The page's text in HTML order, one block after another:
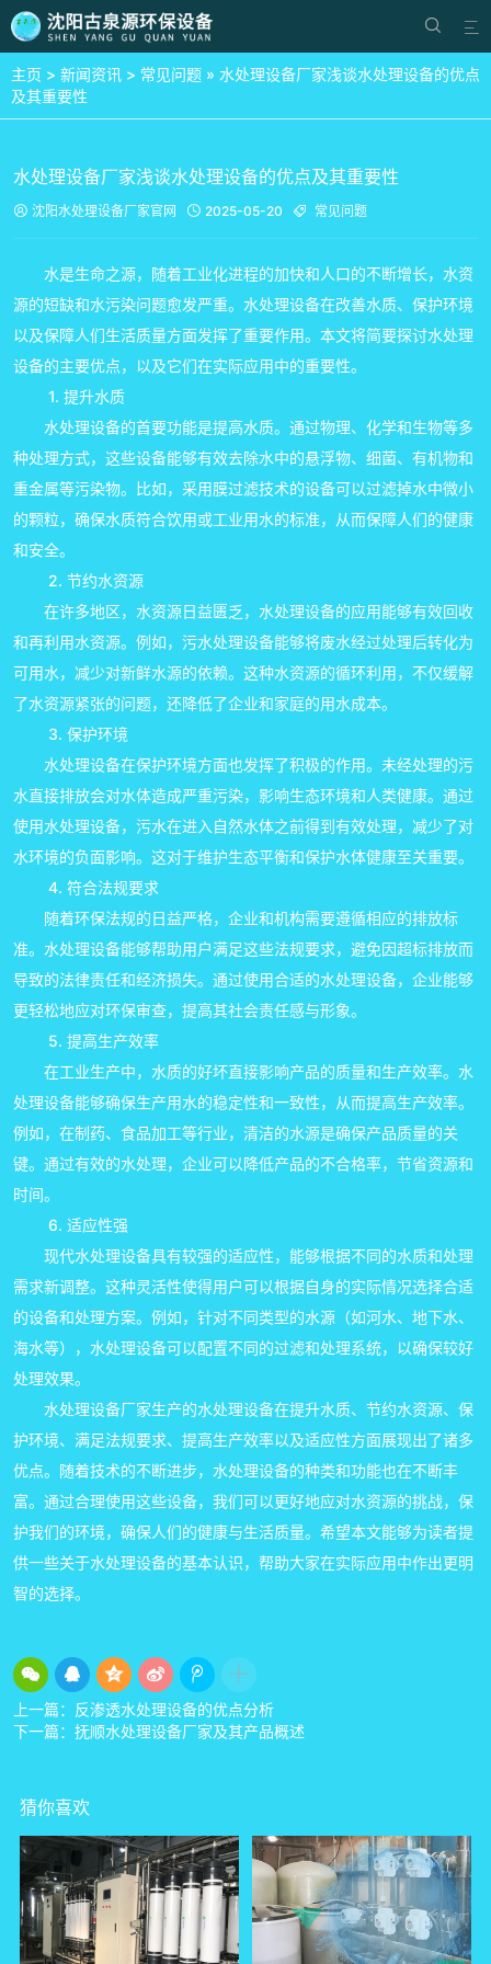


主页 > 新闻资讯 > 常见问题 » 水处理设备厂家浅谈水处理设备的优点
及其重要性
水处理设备厂家浅谈水处理设备的优点及其重要性
 沈阳水处理设备厂家官网  2025-05-20  常见问题
水是生命之源，随着工业化进程的加快和人口的不断增长，水资
源的短缺和水污染问题愈发严重。水处理设备在改善水质、保护环境
以及保障人们生活质量方面发挥了重要作用。本文将简要探讨水处理
设备的主要优点，以及它们在实际应用中的重要性。
1. 提升水质
水处理设备的首要功能是提高水质。通过物理、化学和生物等多
种处理方式，这些设备能够有效去除水中的悬浮物、细菌、有机物和
重金属等污染物。比如，采用膜过滤技术的设备可以过滤掉水中微小
的颗粒，确保水质符合饮用或工业用水的标准，从而保障人们的健康
和安全。
2. 节约水资源
在许多地区，水资源日益匮乏，水处理设备的应用能够有效回收
和再利用水资源。例如，污水处理设备能够将废水经过处理后转化为
可用水，减少对新鲜水源的依赖。这种水资源的循环利用，不仅缓解
了水资源紧张的问题，还降低了企业和家庭的用水成本。
3. 保护环境
水处理设备在保护环境方面也发挥了积极的作用。未经处理的污
水直接排放会对水体造成严重污染，影响生态环境和人类健康。通过
使用水处理设备，污水在进入自然水体之前得到有效处理，减少了对
水环境的负面影响。这对于维护生态平衡和保护水体健康至关重要。
4. 符合法规要求
随着环保法规的日益严格，企业和机构需要遵循相应的排放标
准。水处理设备能够帮助用户满足这些法规要求，避免因超标排放而
导致的法律责任和经济损失。通过使用合适的水处理设备，企业能够
更轻松地应对环保审查，提高其社会责任感与形象。
5. 提高生产效率
在工业生产中，水质的好坏直接影响产品的质量和生产效率。水
处理设备能够确保生产用水的稳定性和一致性，从而提高生产效率。
例如，在制药、食品加工等行业，清洁的水源是确保产品质量的关
键。通过有效的水处理，企业可以降低产品的不合格率，节省资源和
时间。
6. 适应性强
现代水处理设备具有较强的适应性，能够根据不同的水质和处理
需求新调整。这种灵活性使得用户可以根据自身的实际情况选择合适
的设备和处理方案。例如，针对不同类型的水源（如河水、地下水、
海水等），水处理设备可以配置不同的过滤和处理系统，以确保较好
处理效果。
水处理设备厂家生产的水处理设备在提升水质、节约水资源、保
护环境、满足法规要求、提高生产效率以及适应性方面展现出了诸多
优点。随着技术的不断进步，水处理设备的种类和功能也在不断丰
富。通过合理使用这些设备，我们可以更好地应对水资源的挑战，保
护我们的环境，确保人们的健康与生活质量。希望本文能够为读者提
供一些关于水处理设备的基本认识，帮助大家在实际应用中作出更明
智的选择。
上一篇： 反渗透水处理设备的优点分析
下一篇： 抚顺水处理设备厂家及其产品概述
猜你喜欢